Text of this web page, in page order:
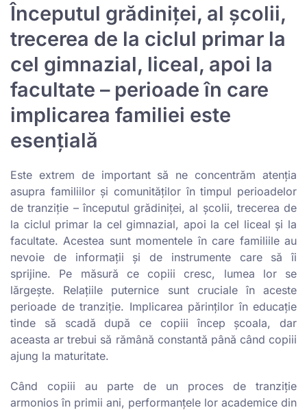
Începutul grădiniței, al școlii,
trecerea de la ciclul primar la
cel gimnazial, liceal, apoi la
facultate – perioade în care
implicarea familiei este
esențială
Este extrem de important să ne concentrăm atenția
asupra familiilor și comunităților în timpul perioadelor
de tranziție – începutul grădiniței, al școlii, trecerea de
la ciclul primar la cel gimnazial, apoi la cel liceal și la
facultate. Acestea sunt momentele în care familiile au
nevoie de informații și de instrumente care să îi
sprijine. Pe măsură ce copiii cresc, lumea lor se
lărgește. Relațiile puternice sunt cruciale în aceste
perioade de tranziție. Implicarea părinților în educație
tinde să scadă după ce copiii încep școala, dar
aceasta ar trebui să rămână constantă până când copiii
ajung la maturitate.
Când copiii au parte de un proces de tranziție
armonios în primii ani, performanțele lor academice din